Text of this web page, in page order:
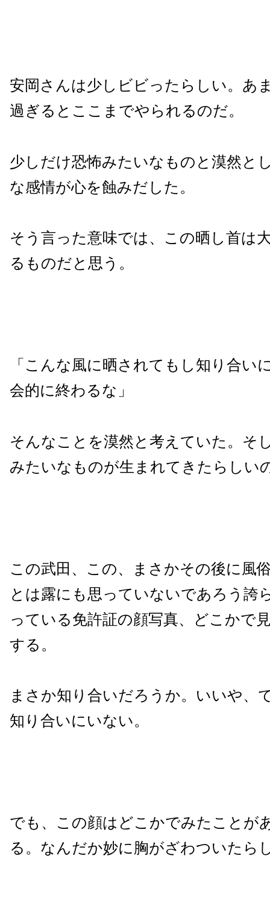
安岡さんは少しビビったらしい。あ
過ぎるとここまでやられるのだ。
少しだけ恐怖みたいなものと漠然と
な感情が心を蝕みだした。
そう言った意味では、この晒し首は
るものだと思う。
「こんな風に晒されてもし知り合い
会的に終わるな」
そんなことを漠然と考えていた。そ
みたいなものが生まれてきたらしい
この武田、この、まさかその後に風
とは露にも思っていないであろう誇
っている免許証の顔写真、どこかで
する。
まさか知り合いだろうか。いいや、
知り合いにいない。
でも、この顔はどこかでみたことが
る。なんだか妙に胸がざわついたら